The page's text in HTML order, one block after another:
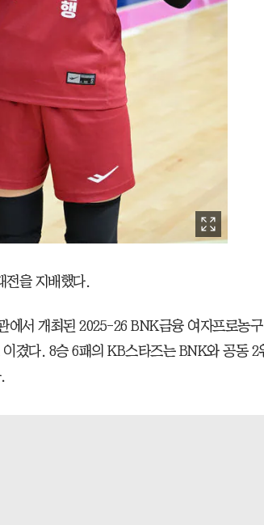
전을 지배했다.
에서 개최된 2025-26 BNK금융 여자프로농
겼다. 8승 6패의 KB스타즈는 BNK와 공동 2